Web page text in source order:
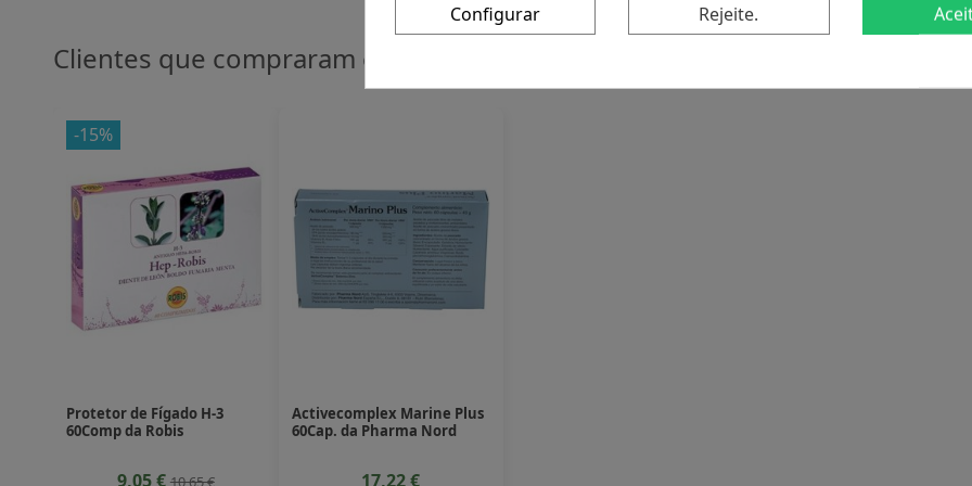
Clientes que compraram este produto também compraram:
-15%
Protetor de Fígado H-3
60Comp da Robis
9,05 € 10,65 €
Activecomplex Marine Plus
60Cap. da Pharma Nord
17,22 €
Configurar Rejeite.